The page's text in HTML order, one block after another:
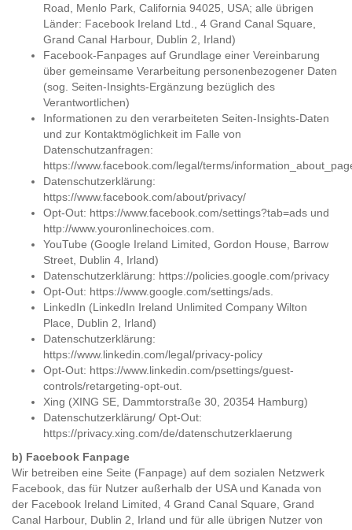
Road, Menlo Park, California 94025, USA; alle übrigen
Länder: Facebook Ireland Ltd., 4 Grand Canal Square,
Grand Canal Harbour, Dublin 2, Irland)
Facebook-Fanpages auf Grundlage einer Vereinbarung
über gemeinsame Verarbeitung personenbezogener Daten
(sog. Seiten-Insights-Ergänzung bezüglich des
Verantwortlichen)
Informationen zu den verarbeiteten Seiten-Insights-Daten
und zur Kontaktmöglichkeit im Falle von
Datenschutzanfragen:
https://www.facebook.com/legal/terms/
Datenschutzerklärung:
https://www.facebook.com/about/privacy/
Opt-Out: https://www.facebook.com/settings?tab=ads und
http://www.youronlinechoices.com
YouTube (Google Ireland Limited, Gordon House, Barrow
Street, Dublin 4, Irland)
Datenschutzerklärung: https://policies.google.com/privacy
Opt-Out: https://www.google.com/settings/ads
LinkedIn (LinkedIn Ireland Unlimited Company Wilton
Place, Dublin 2, Irland)
Datenschutzerklärung:
https://www.linkedin.com/legal/privacy-policy
Opt-Out: https://www.linkedin.com/psettings/guest-
controls/retargeting-opt-out
Xing (XING SE, Dammtorstraße 30, 20354 Hamburg)
Datenschutzerklärung/ Opt-Out:
https://privacy.xing.com/de/datenschutzerklaerung
b) Facebook Fanpage
Wir betreiben eine Seite (Fanpage) auf dem sozialen Netzwerk
Facebook, das für Nutzer außerhalb der USA und Kanada von
der Facebook Ireland Limited, 4 Grand Canal Square, Grand
Canal Harbour, Dublin 2, Irland und für alle übrigen Nutzer von